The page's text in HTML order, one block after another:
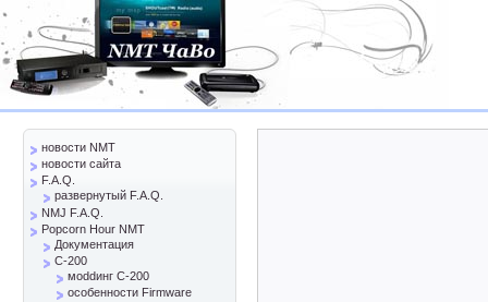
новости NMT
новости сайта
F.A.Q.
развернутый F.A.Q.
NMJ F.A.Q.
Popcorn Hour NMT
Документация
C-200
моddинг C-200
особенности Firmware